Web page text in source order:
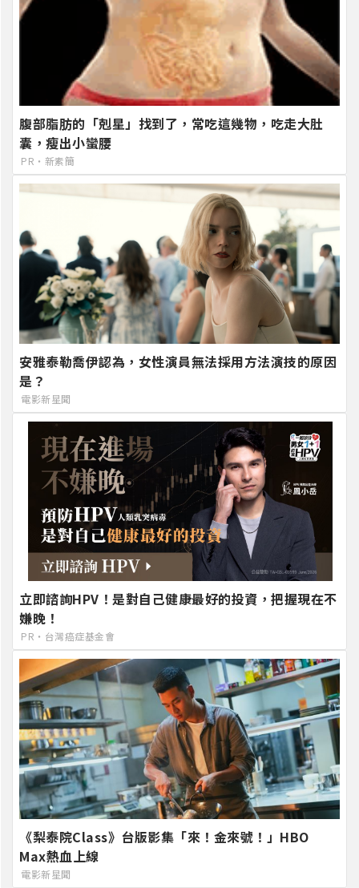
腹部脂肪的「剋星」找到了，常吃這幾物，吃走大肚
囊，瘦出小蠻腰
PR・新素簡
安雅泰勒喬伊認為，女性演員無法採用方法演技的原因
是？
電影新星聞
立即諮詢HPV！是對自己健康最好的投資，把握現在不
嫌晚！
PR・台灣癌症基金會
《梨泰院Class》台版影集「來！金來號！」HBO
Max熱血上線
電影新星聞